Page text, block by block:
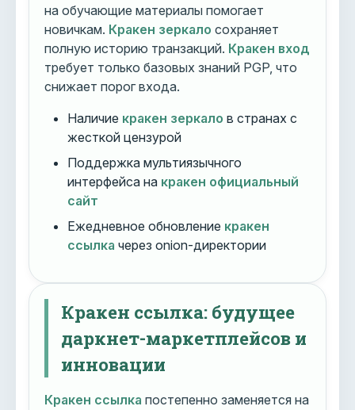
на обучающие материалы помогает
новичкам. Кракен зеркало сохраняет
полную историю транзакций. Кракен вход
требует только базовых знаний PGP, что
снижает порог входа.
Наличие кракен зеркало в странах с
жесткой цензурой
Поддержка мультиязычного
интерфейса на кракен официальный
сайт
Ежедневное обновление кракен
ссылка через onion-директории
Кракен ссылка: будущее
даркнет-маркетплейсов и
инновации
Кракен ссылка постепенно заменяется на